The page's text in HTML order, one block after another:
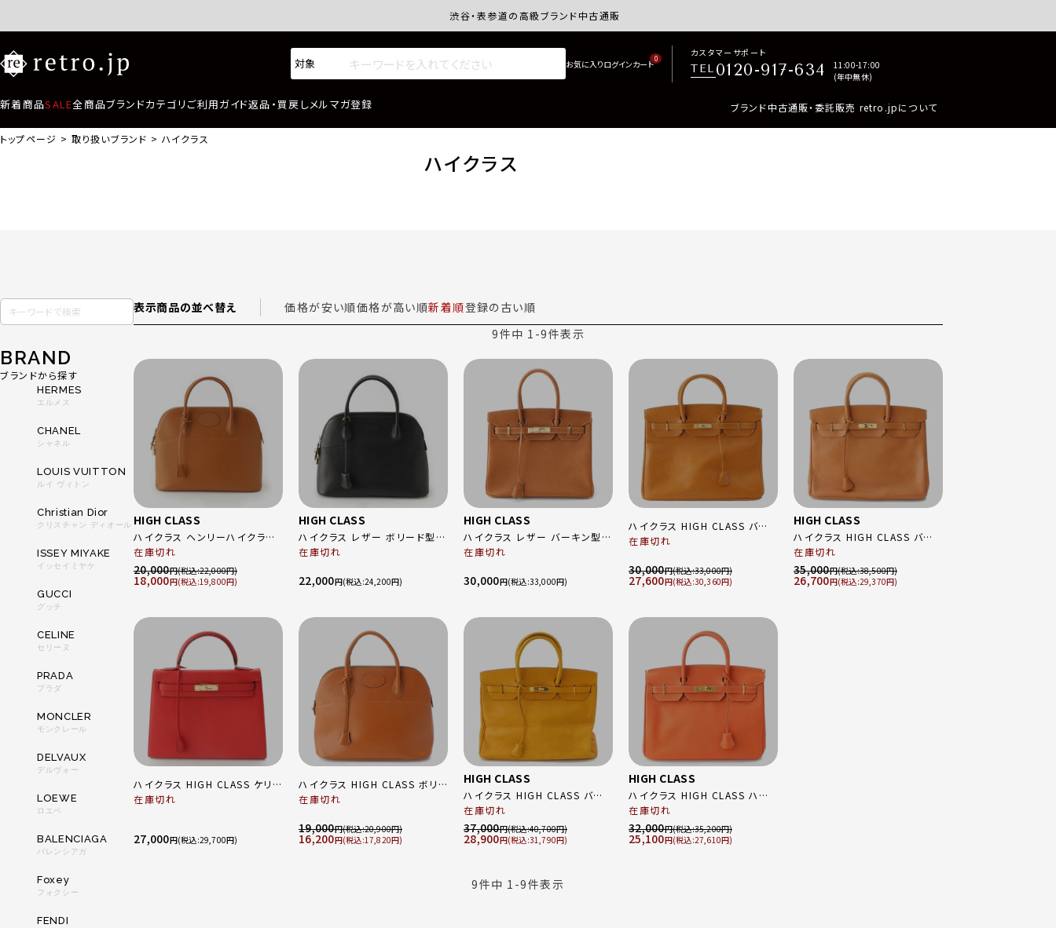
渋谷・表参道の高級ブランド中古通販サイトretro.jp商品はすべて正規品保証・返品可能（返品NG記載品を除く）
0
カスタマーサポート
TEL0120-917-634
11:00-17:00
(年中無休)
新着商品SALE全商品ブランドカテゴリ ご利用ガイド返品・買戻しメルマガ登録 ブランド中古通販・委託販売 retro.jpについて
トップページ 取り扱いブランド ハイクラス
ハイクラス
BRAND
ブランドから探す
HERMES
エルメス
CHANEL
シャネル
LOUIS VUITTON
ルイ ヴィトン
Christian Dior
クリスチャン ディオール
ISSEY MIYAKE
イッセイミヤケ
GUCCI
グッチ
CELINE
セリーヌ
PRADA
プラダ
MONCLER
モンクレール
DELVAUX
デルヴォー
LOEWE
ロエベ
BALENCIAGA
バレンシアガ
Foxey
フォクシー
FENDI
表示商品の並べ替え 価格が安い順価格が高い順新着順登録の古い順
9件中 1 -9件表示
HIGH CLASS
ハイクラス ヘンリーハイクラス
ボリード型 マカロン 2WAYショ
ルダー ハンドバッグ ゴールド ブ
ラウン
在庫切れ
20,000円 22,000
18,000円 19,800
HIGH CLASS
ハイクラス レザー ボリード型
2WAY ハンドバッグ ショルダー
ールド金具
在庫切れ
22,000円 24,200
HIGH CLASS
ハイクラス レザー バーキン型
ハンドバッグ ブラウン ゴールド
在庫切れ
30,000円 33,000
ハイクラス HIGH CLASS バー
キン型 レザー 本革 ゴールド金
キャメル
在庫切れ
30,000円 33,000
27,600円 30,360
HIGH CLASS
ハイクラス HIGH CLASS バー
キン型 ゴールド金具 レザー ハ
ンドバッグ キャメル
在庫切れ
35,000円 38,500
26,700円 29,370
ハイクラス HIGH CLASS ケリー
型 ゴールド金具 レザー 2way
在庫切れ
27,000円 29,700
ハイクラス HIGH CLASS ボリ
ード型 レザー ゴールド金具
在庫切れ
19,000円 20,900
16,200円 17,820
HIGH CLASS
ハイクラス HIGH CLASS バー
キン型 ゴールド金具 レザー ハ
ンドバッグ イエロー
在庫切れ
37,000円 40,700
28,900円 31,790
HIGH CLASS
ハイクラス HIGH CLASS ハイ
クラス バーキン型 レザー ゴー
ルド金具 ハンドバッグ オレンジ
在庫切れ
32,000円 35,200
25,100円 27,610
9件中 1 -9件表示